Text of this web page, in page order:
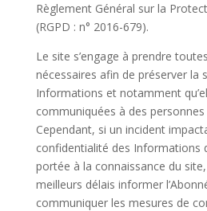
Règlement Général sur la
(RGPD : n° 2016-679).
Le site s’engage à prendre
nécessaires afin de préserver la
Informations et notamment
communiquées à des
Cependant, si un incident
confidentialité des Informations
portée à la connaissance du
meilleurs délais informer
communiquer les mesures de